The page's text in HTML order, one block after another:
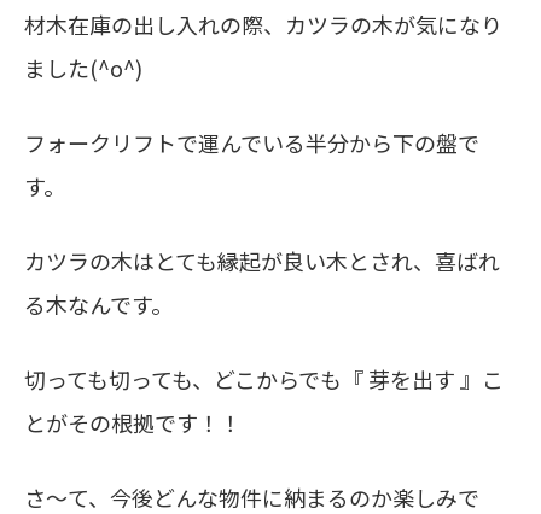
材木在庫の出し入れの際、カツラの木が気になり
ました(^o^)
フォークリフトで運んでいる半分から下の盤で
す。
カツラの木はとても縁起が良い木とされ、喜ばれ
る木なんです。
切っても切っても、どこからでも『 芽を出す 』こ
とがその根拠です！！
さ～て、今後どんな物件に納まるのか楽しみで